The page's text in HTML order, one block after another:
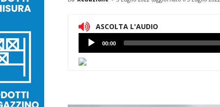
ASCOLTA L'AUDIO
Lettore
Audio
00:00